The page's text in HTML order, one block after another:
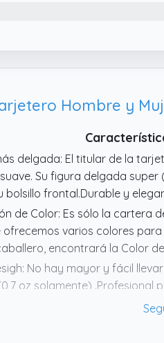
Hombre y
delgada: El titular de la
Su figura delgada
bolsillo frontal.Durable y
de Color: Es sólo la cartera
ofrecemos varios colores
encontrará la Color
No hay mayor y fácil
oz solamente)